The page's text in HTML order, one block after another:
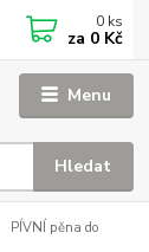
Menu
Hledat
0 ks
za 0 Kč
PÍVNÍ pěna do